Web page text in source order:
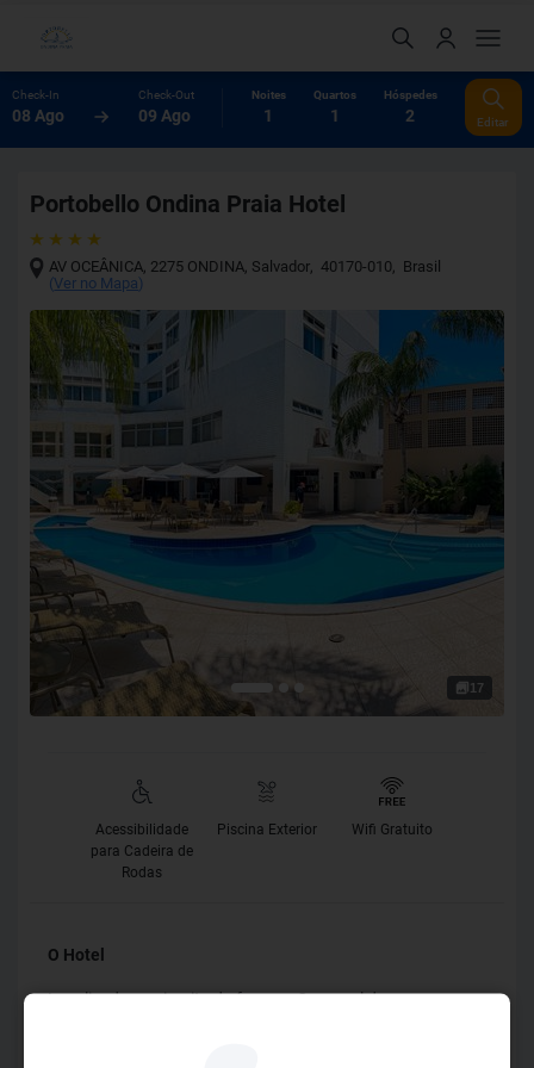
Check-In
08 Ago
Check-Out
09 Ago
Noites
1
Quartos
1
Hóspedes
2 Editar
Portobello Ondina Praia Hotel
AV OCEÂNICA, 2275 ONDINA, Salvador, 40170-010, Brasil
(Ver no Mapa)
17
Acessibilidade
para Cadeira de
Rodas
Piscina Exterior Wifi Gratuito
O Hotel
Localizada no circuito do famoso Carnaval de